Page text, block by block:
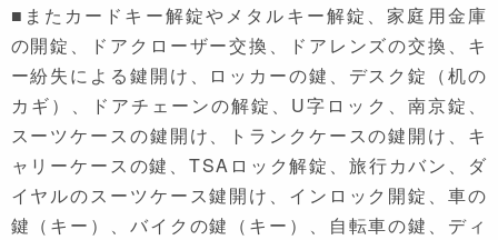
■またカードキー解錠やメタルキー解錠、家庭用金庫
の開錠、ドアクローザー交換、ドアレンズの交換、キ
ー紛失による鍵開け、ロッカーの鍵、デスク錠（机の
カギ）、ドアチェーンの解錠、U字ロック、南京錠、
スーツケースの鍵開け、トランクケースの鍵開け、キ
ャリーケースの鍵、TSAロック解錠、旅行カバン、ダ
イヤルのスーツケース鍵開け、インロック開錠、車の
鍵（キー）、バイクの鍵（キー）、自転車の鍵、ディ